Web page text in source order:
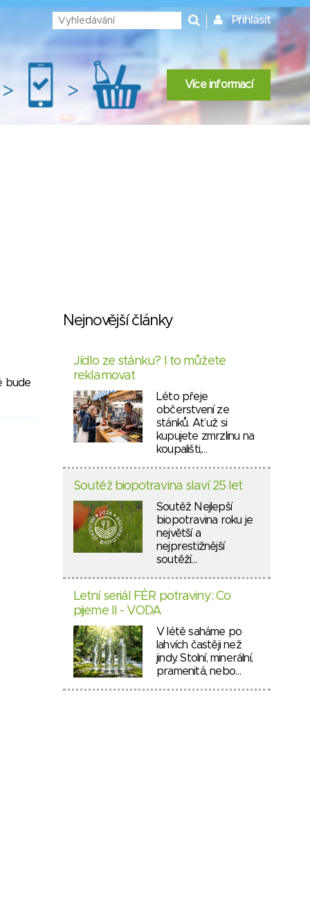
Přihlásit
> > Více informací
bude
Nejnovější články
Jídlo ze stánku? I to můžete
reklamovat
Léto přeje
občerstvení ze
stánků. Ať už si
kupujete zmrzlinu na
koupališti,…
Soutěž biopotravina slaví 25 let
Soutěž Nejlepší
biopotravina roku je
největší a
nejprestižnější
soutěží…
Letní seriál FÉR potraviny: Co
pijeme II - VODA
V létě saháme po
lahvích častěji než
jindy. Stolní, minerální,
pramenitá, nebo…